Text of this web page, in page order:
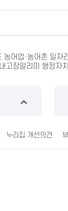
농어업·농어촌 일자
내고장알리미 행정자
누리집 개선의견